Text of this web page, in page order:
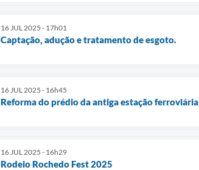
16 JUL 2025 - 17h01
Captação, adução e tratamento de esgoto.
16 JUL 2025 - 16h45
Reforma do prédio da antiga estação ferroviária
16 JUL 2025 - 16h29
Rodeio Rochedo Fest 2025